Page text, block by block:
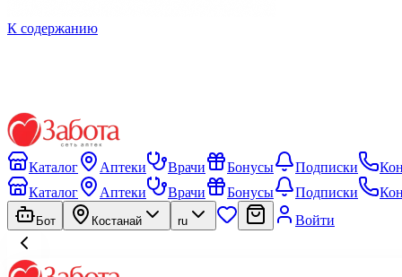
К содержанию
Каталог Аптеки Врачи Бонусы Подписки
Каталог
Аптеки Врачи Бонусы Подписки
Бот Костанай ru Войти